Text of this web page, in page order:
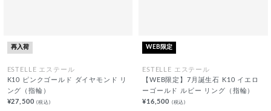
再入荷
ESTELLE エステール
K10 ピンクゴールド ダイヤモンド リ
ング（指輪）
¥27,500(税込)
WEB限定
ESTELLE エステール
【WEB限定】7月誕生石 K10 イエロ
ーゴールド ルビー リング（指輪）
¥16,500 (税込)